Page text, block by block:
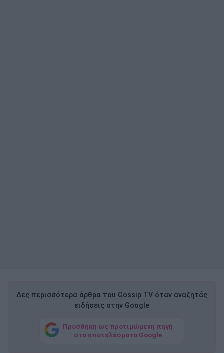
Δες περισσότερα άρθρα του Gossip TV όταν αναζητάς
ειδήσεις στην Google
Προσθήκη ως προτιμώμενη πηγή
στα αποτελέσματα Google